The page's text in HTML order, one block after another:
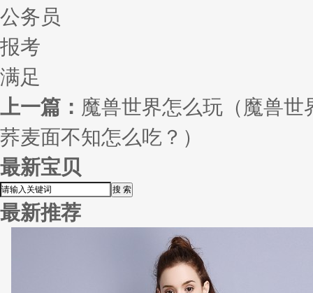
公务员
报考
满足
上一篇： 魔兽世界怎么玩（魔兽
荞麦面不知怎么吃？）
最新宝贝
最新推荐